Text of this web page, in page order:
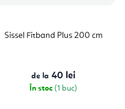
Sissel Fitband Plus 200 cm
de la 40 lei
În stoc (1 buc)